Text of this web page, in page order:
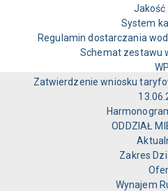
Jakość
System
Regulamin dostarczania
Schemat zestawu
WPI
Zatwierdzenie wniosku
ODDZIAŁ
Zakres
Wynajem